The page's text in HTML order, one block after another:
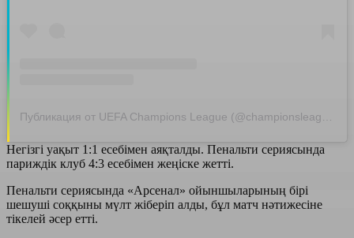
Негізгі уақыт 1:1 есебімен аяқталды. Пенальти сериясында
париждік клуб 4:3 есебімен жеңіске жетті.
Пенальти сериясында «Арсенал» ойыншыларының бірі
шешуші соққыны мүлт жіберіп алды, бұл матч нәтижесіне
тікелей әсер етті.